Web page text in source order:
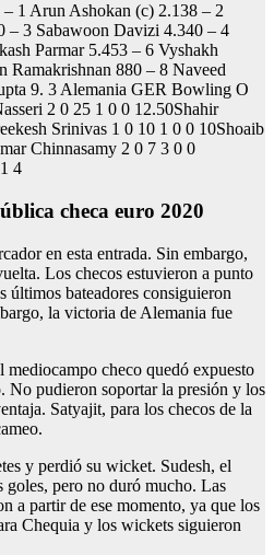
1 Arun Ashokan (c) 2.138 – 2
– 3 Sabawoon Davizi 4.340 – 4
Parmar 5.453 – 6 Vyshakh
Ramakrishnan 880 – 8 Naveed
9. 3 Alemania GER Bowling O
2 0 25 1 0 0 12.50Shahir
Srinivas 1 0 10 1 0 0 10Shoaib
Chinnasamy 2 0 7 3 0 0
4
checa euro 2020
en esta entrada. Sin embargo,
Los checos estuvieron a punto
últimos bateadores consiguieron
la victoria de Alemania fue
checo quedó expuesto
No pudieron soportar la presión y los
Satyajit, para los checos de la
y perdió su wicket. Sudesh, el
goles, pero no duró mucho. Las
a partir de ese momento, ya que los
Chequia y los wickets siguieron